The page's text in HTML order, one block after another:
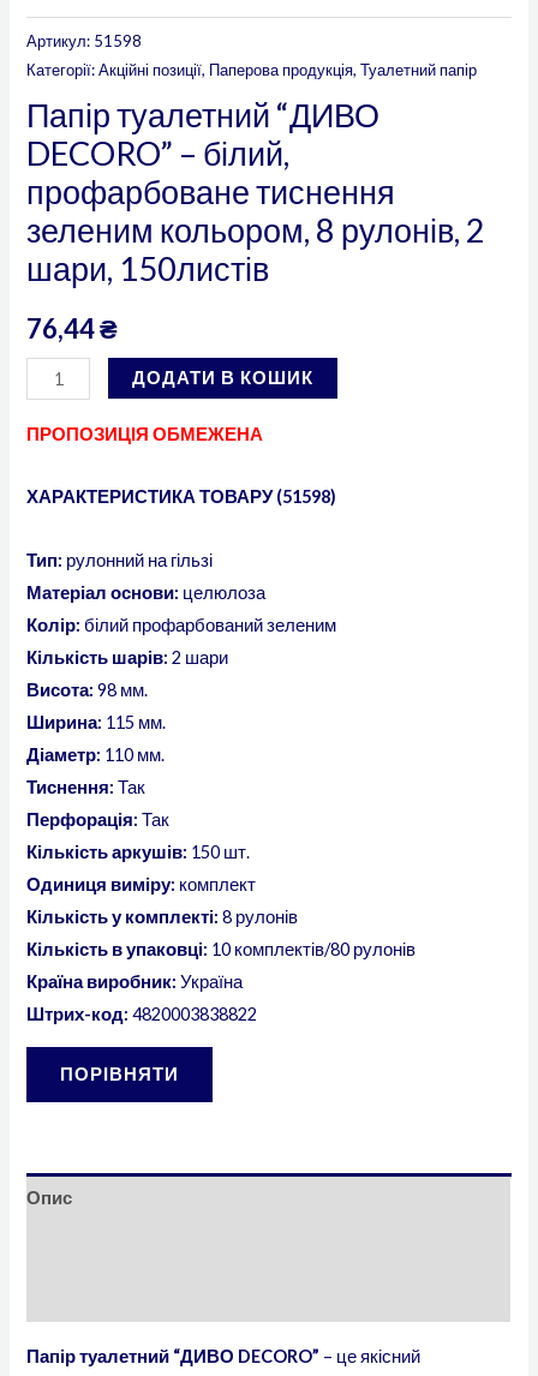
Артикул: 51598
Категорії:Акційні позиції, Паперова продукція,Туалетний папір
Папір туалетний “ДИВО
DECORO” – білий,
профарбоване тиснення
зеленим кольором, 8 рулонів, 2
шари, 150листів
76,44₴
ДОДАТИ В КОШИК
ПРОПОЗИЦІЯ ОБМЕЖЕНА
ХАРАКТЕРИСТИКА ТОВАРУ (51598)
Тип: рулонний на гільзі
Матеріал основи: целюлоза
Колір: білий профарбований зеленим
Кількість шарів: 2 шари
Висота: 98 мм.
Ширина: 115 мм.
Діаметр: 110 мм.
Тиснення: Так
Перфорація: Так
Кількість аркушів: 150 шт.
Одиниця виміру: комплект
Кількість у комплекті: 8 рулонів
Кількість в упаковці: 10 комплектів/80 рулонів
Країна виробник: Україна
Штрих-код: 4820003838822
ПОРІВНЯТИ
Опис
Папір туалетний “ДИВО DECORO” – це якісний